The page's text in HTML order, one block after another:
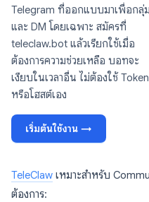
Telegram ที่ออกแบบมาเพื่อกลุ่ม
และ DM โดยเฉพาะ สมัครที่
teleclaw.bot แล้วเรียกใช้เมื่อ
ต้องการความช่วยเหลือ บอทจะ
เงียบในเวลาอื่น ไม่ต้องใช้ Token
หรือโฮสต์เอง
เริ่มต้นใช้งาน →
TeleClaw เหมาะสำหรับ
ต้องการ: